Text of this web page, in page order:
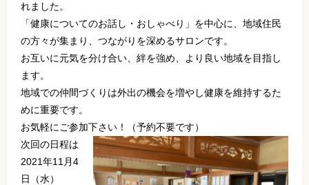
れました。
「健康についてのお話し・おしゃべり」を中心に、地域住民
の方々が集まり、つながりを深めるサロンです。
お互いに元気を分け合い、絆を強め、より良い地域を目指し
ます。
地域での仲間づくりは外出の機会を増やし健康を維持するた
めに重要です。
お気軽にご参加下さい！（予約不要です）
次回の日程は
2021年11月4
日（水）